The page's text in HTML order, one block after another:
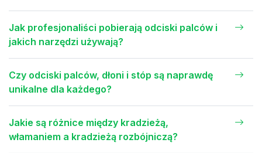
Jak profesjonaliści pobierają odciski palców i
jakich narzędzi używają?
Czy odciski palców, dłoni i stóp są naprawdę
unikalne dla każdego?
Jakie są różnice między kradzieżą,
włamaniem a kradzieżą rozbójniczą?